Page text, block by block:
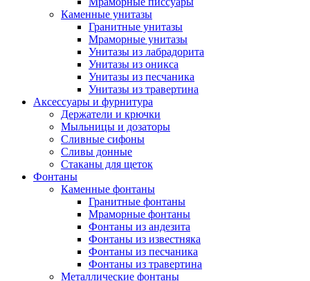
Каменные унитазы
Гранитные унитазы
Мраморные унитазы
Унитазы из лабрадорита
Унитазы из оникса
Унитазы из песчаника
Унитазы из травертина
Аксессуары и фурнитура
Держатели и крючки
Мыльницы и дозаторы
Сливные сифоны
Сливы донные
Стаканы для щеток
Фонтаны
Каменные фонтаны
Гранитные фонтаны
Мраморные фонтаны
Фонтаны из андезита
Фонтаны из известняка
Фонтаны из песчаника
Фонтаны из травертина
Металлические фонтаны